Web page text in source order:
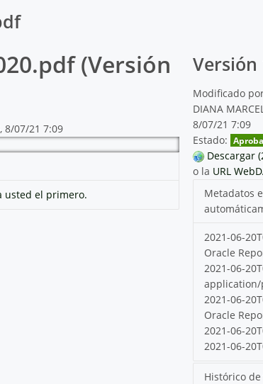
(Versión
, 8/07/21 7:09
usted el primero.
Versión
Modificado
DIANA
8/07/21 7:09
Estado:
Descargar
o la URL
Metadatos
2021-06-
Oracle
2021-06-
2021-06-
Oracle
2021-06-
2021-06-
Histórico